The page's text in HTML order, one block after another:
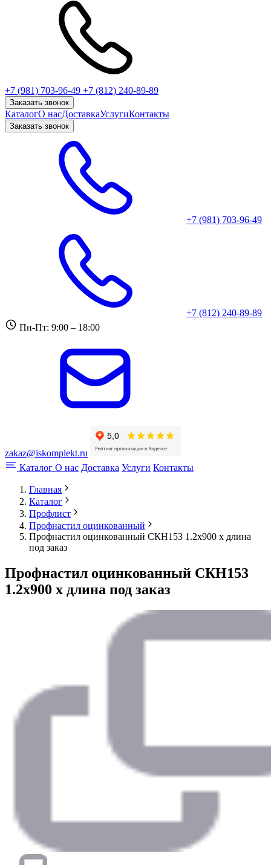
+7 (981) 703-96-49 +7 (812) 240-89-89
Заказать звонок
КаталогО насДоставкаУслугиКонтакты
Заказать звонок
+7 (981) 703-96-49
+7 (812) 240-89-89
Пн-Пт: 9:00 – 18:00
zakaz@iskomplekt.ru
Каталог О нас Доставка Услуги Контакты
Главная
Каталог
Профлист
Профнастил оцинкованный
Профнастил оцинкованный СКН153 1.2x900 x длина
под заказ
Профнастил оцинкованный СКН153
1.2x900 x длина под заказ